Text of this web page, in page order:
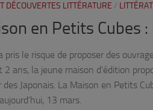
DÉCOUVERTES LITTÉRATURE /
en Petits Cubes
pris le risque de proposer des
ans, la jeune maison d’édition
des Japonais. La Maison en Petits
13 mars.